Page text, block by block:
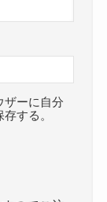
ザーに自分
する。